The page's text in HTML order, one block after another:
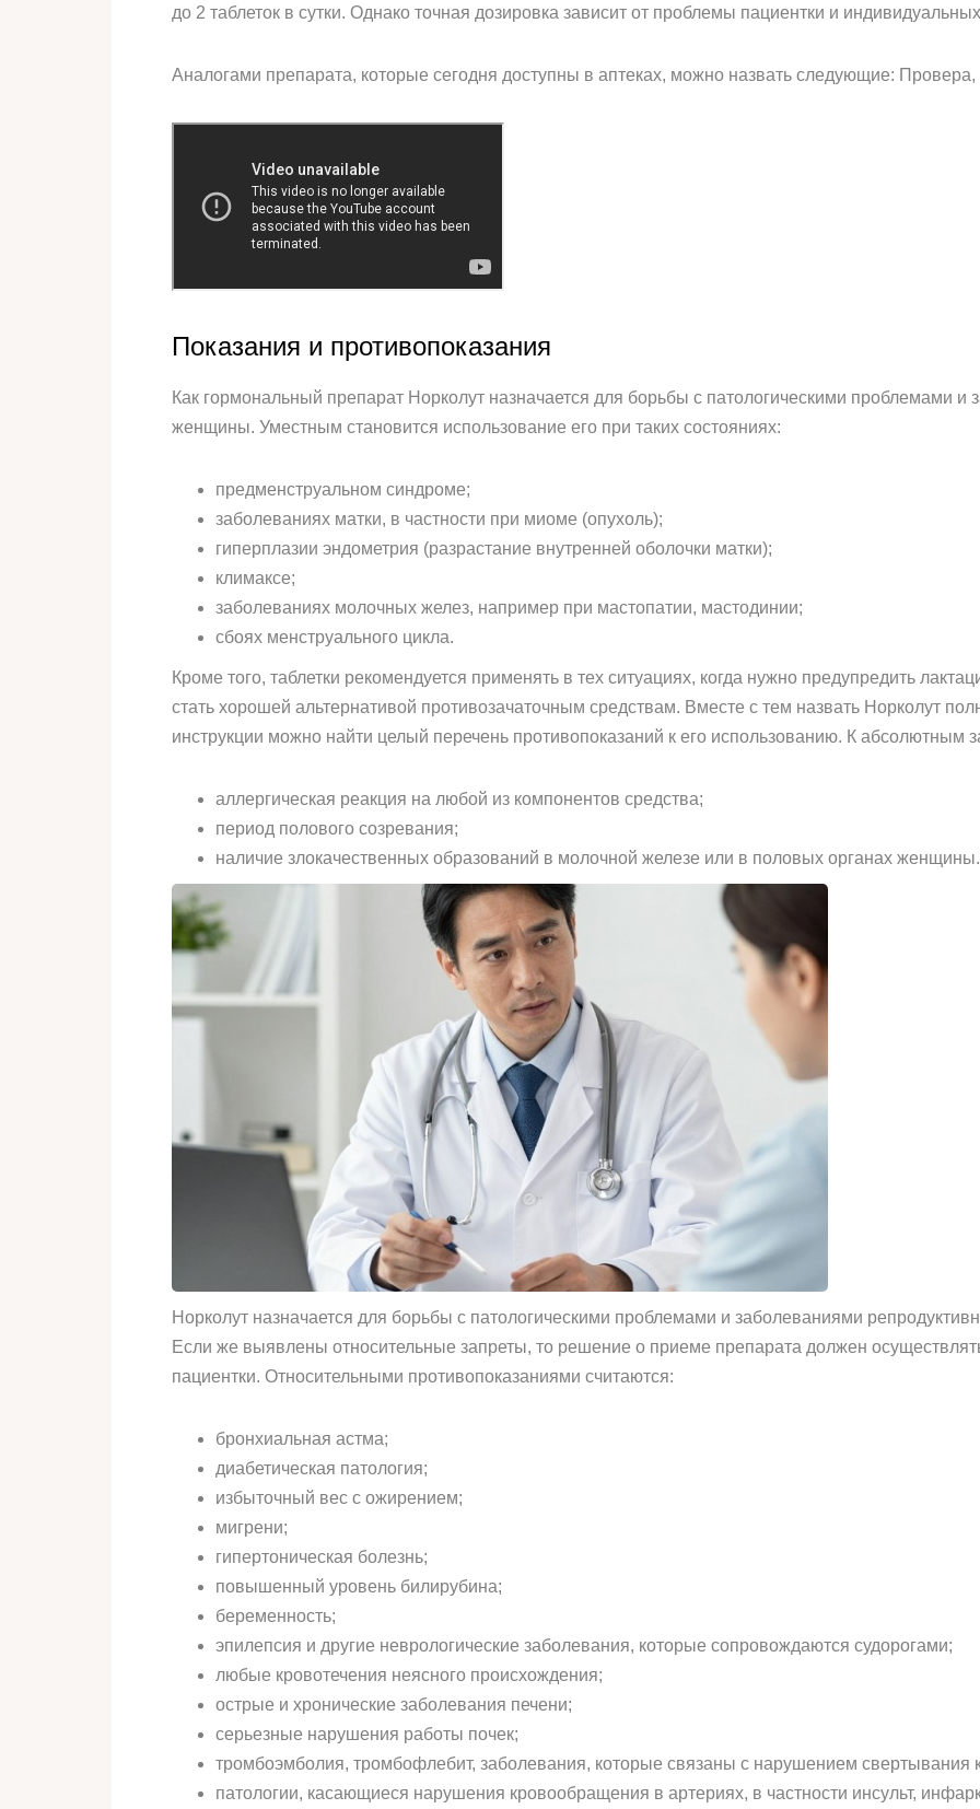
до 2 таблеток в сутки. Однако точная дозировка зависит от проблемы пациентки и
Аналогами препарата, которые сегодня доступны в аптеках, можно назвать следующие:
Показания и противопоказания
Как гормональный препарат Норколут назначается для борьбы с патологическими проблемами
женщины. Уместным становится использование его при таких состояниях:
предменструальном синдроме;
заболеваниях матки, в частности при миоме (опухоль);
гиперплазии эндометрия (разрастание внутренней оболочки матки);
климаксе;
заболеваниях молочных желез, например при мастопатии, мастодинии;
сбоях менструального цикла.
Кроме того, таблетки рекомендуется применять в тех ситуациях, когда нужно предупредить
стать хорошей альтернативой противозачаточным средствам. Вместе с тем назвать Норколут
инструкции можно найти целый перечень противопоказаний к его использованию. К абсолютным
аллергическая реакция на любой из компонентов средства;
период полового созревания;
наличие злокачественных образований в молочной железе или в половых органах женщины.
Норколут назначается для борьбы с патологическими проблемами и заболеваниями
Если же выявлены относительные запреты, то решение о приеме препарата должен
пациентки. Относительными противопоказаниями считаются:
бронхиальная астма;
диабетическая патология;
избыточный вес с ожирением;
мигрени;
гипертоническая болезнь;
повышенный уровень билирубина;
беременность;
эпилепсия и другие неврологические заболевания, которые сопровождаются судорогами;
любые кровотечения неясного происхождения;
острые и хронические заболевания печени;
серьезные нарушения работы почек;
тромбоэмболия, тромбофлебит, заболевания, которые связаны с нарушением свертывания
патологии, касающиеся нарушения кровообращения в артериях, в частности инсульт,